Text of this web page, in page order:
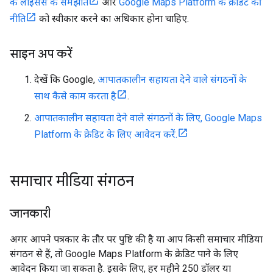
नीति
को स्वीकार करने का अधिकार होना चाहिए.
साइन अप करें
देखें कि Google, आपातकालीन सहायता देने वाले संगठनों के
साथ कैसे काम करता है
.
आपातकालीन सहायता देने वाले संगठनों के लिए, Google Maps
Platform के क्रेडिट के लिए आवेदन करें.
समाचार मीडिया संगठन
जानकारी
अगर आपने पत्रकार के तौर पर पुष्टि की है या आप किसी समाचार मीडिया
संगठन से हैं, तो Google Maps Platform के क्रेडिट पाने के लिए
आवेदन किया जा सकता है. इसके लिए, हर महीने 250 डॉलर या